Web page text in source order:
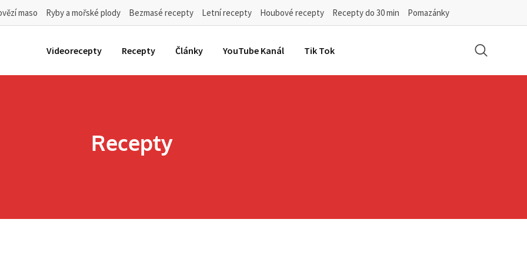
maso Ryby a mořské plody Bezmasé recepty Letní recepty Houbové recepty Recepty do 30 min Pomazánky
Videorecepty Recepty Články YouTube Kanál Tik Tok
Recepty